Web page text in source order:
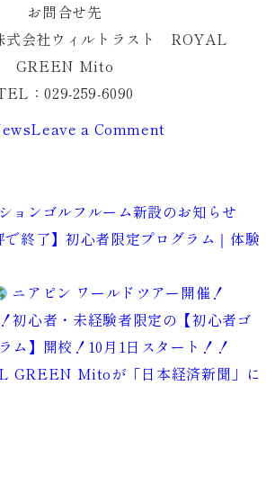
お問合せ先
式会社ウィルトラスト ROYAL
GREEN Mito
：029-259-6090
Leave a Comment
ョンゴルフルーム新設のお知らせ
で終了】初心者限定プログラム｜体験
ニアピン ワールドツアー開催！
初心者・未経験者限定の【初心者ゴ
ム】開校！10月1日スタート！！
GREEN Mitoが「日本経済新聞」に